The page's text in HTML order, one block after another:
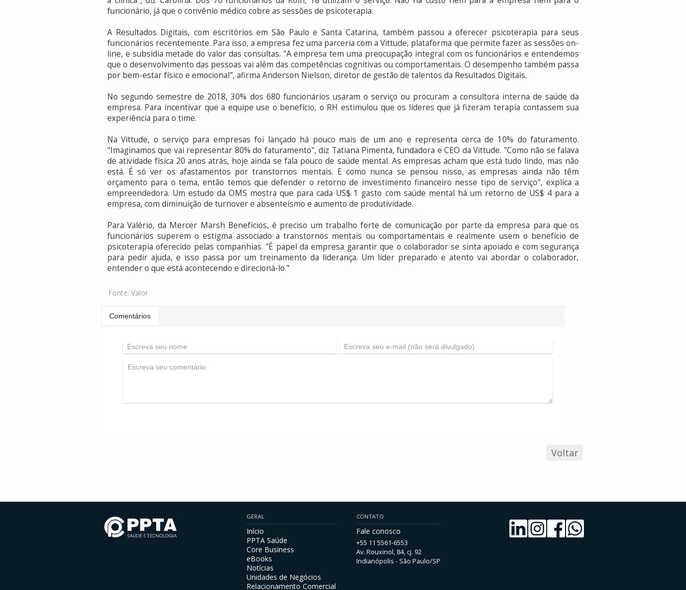
funcionário, já que o convênio médico cobre as sessões de psicoterapia.
A Resultados Digitais, com escritórios em São Paulo e Santa Catarina, também passou a oferecer psicoterapia para seus
funcionários recentemente. Para isso, a empresa fez uma parceria com a Vittude, plataforma que permite fazer as sessões on-
line, e subsidia metade do valor das consultas. "A empresa tem uma preocupação integral com os funcionários e entendemos
que o desenvolvimento das pessoas vai além das competências cognitivas ou comportamentais. O desempenho também passa
por bem-estar físico e emocional", afirma Anderson Nielson, diretor de gestão de talentos da Resultados Digitais.
No segundo semestre de 2018, 30% dos 680 funcionários usaram o serviço ou procuram a consultora interna de saúde da
empresa. Para incentivar que a equipe use o benefício, o RH estimulou que os líderes que já fizeram terapia contassem sua
experiência para o time.
Na Vittude, o serviço para empresas foi lançado há pouco mais de um ano e representa cerca de 10% do faturamento.
"Imaginamos que vai representar 80% do faturamento", diz Tatiana Pimenta, fundadora e CEO da Vittude. "Como não se falava
de atividade física 20 anos atrás, hoje ainda se fala pouco de saúde mental. As empresas acham que está tudo lindo, mas não
está. É só ver os afastamentos por transtornos mentais. E como nunca se pensou nisso, as empresas ainda não têm
orçamento para o tema, então temos que defender o retorno de investimento financeiro nesse tipo de serviço", explica a
empreendedora. Um estudo da OMS mostra que para cada US$ 1 gasto com saúde mental há um retorno de US$ 4 para a
empresa, com diminuição de turnover e absenteísmo e aumento de produtividade.
Para Valério, da Mercer Marsh Benefícios, é preciso um trabalho forte de comunicação por parte da empresa para que os
funcionários superem o estigma associado a transtornos mentais ou comportamentais e realmente usem o benefício de
psicoterapia oferecido pelas companhias. "É papel da empresa garantir que o colaborador se sinta apoiado e com segurança
para pedir ajuda, e isso passa por um treinamento da liderança. Um líder preparado e atento vai abordar o colaborador,
entender o que está acontecendo e direcioná-lo."
Fonte: Valor
Comentários
Voltar
GERAL
Início
PPTA Saúde
Core Business
eBooks
Notícias
Unidades de Negócios
Relacionamento Comercial
CONTATO
Fale conosco
+55 11 5561-6553
Av. Rouxinol, 84, cj. 92
Indianópolis - São Paulo/SP